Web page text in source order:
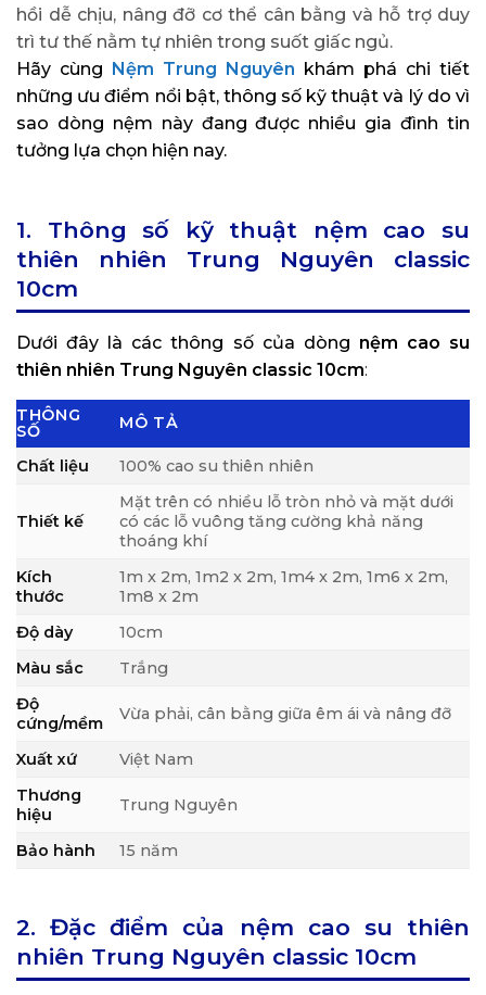
hồi dễ chịu, nâng đỡ cơ thể cân bằng và hỗ trợ duy
trì tư thế nằm tự nhiên trong suốt giấc ngủ.
Hãy cùng Nệm Trung Nguyên khám phá chi tiết
những ưu điểm nổi bật, thông số kỹ thuật và lý do vì
sao dòng nệm này đang được nhiều gia đình tin
tưởng lựa chọn hiện nay.
1. Thông số kỹ thuật nệm cao su
thiên nhiên Trung Nguyên classic
10cm
Dưới đây là các thông số của dòng nệm cao su
thiên nhiên Trung Nguyên classic 10cm:
THÔNG
SỐ
MÔ TẢ
Chất liệu 100% cao su thiên nhiên
Thiết kế
Mặt trên có nhiều lỗ tròn nhỏ và mặt dưới
có các lỗ vuông tăng cường khả năng
thoáng khí
Kích
thước
1m x 2m, 1m2 x 2m, 1m4 x 2m, 1m6 x 2m,
1m8 x 2m
Độ dày
10cm
Màu sắc
Trắng
Độ
cứng/mềm
Vừa phải, cân bằng giữa êm ái và nâng đỡ
Xuất xứ
Việt Nam
Thương
hiệu
Trung Nguyên
Bảo hành 15 năm
2. Đặc điểm của nệm cao su thiên
nhiên Trung Nguyên classic 10cm